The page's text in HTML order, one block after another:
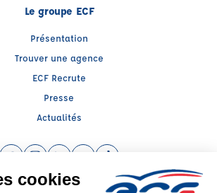
Le groupe ECF
Présentation
Trouver une agence
ECF Recrute
Presse
Actualités
Instagram (nouvelle fenêtre)
LinkedIn (nouvelle fenêtre)
YouTube (nouvelle fenêtre)
TikTok (nouvelle